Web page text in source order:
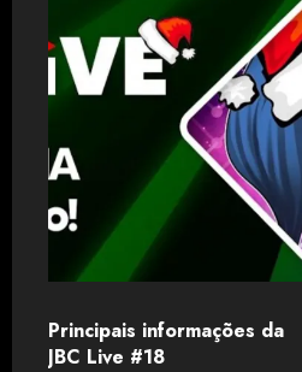
Principais informações da
JBC Live #18